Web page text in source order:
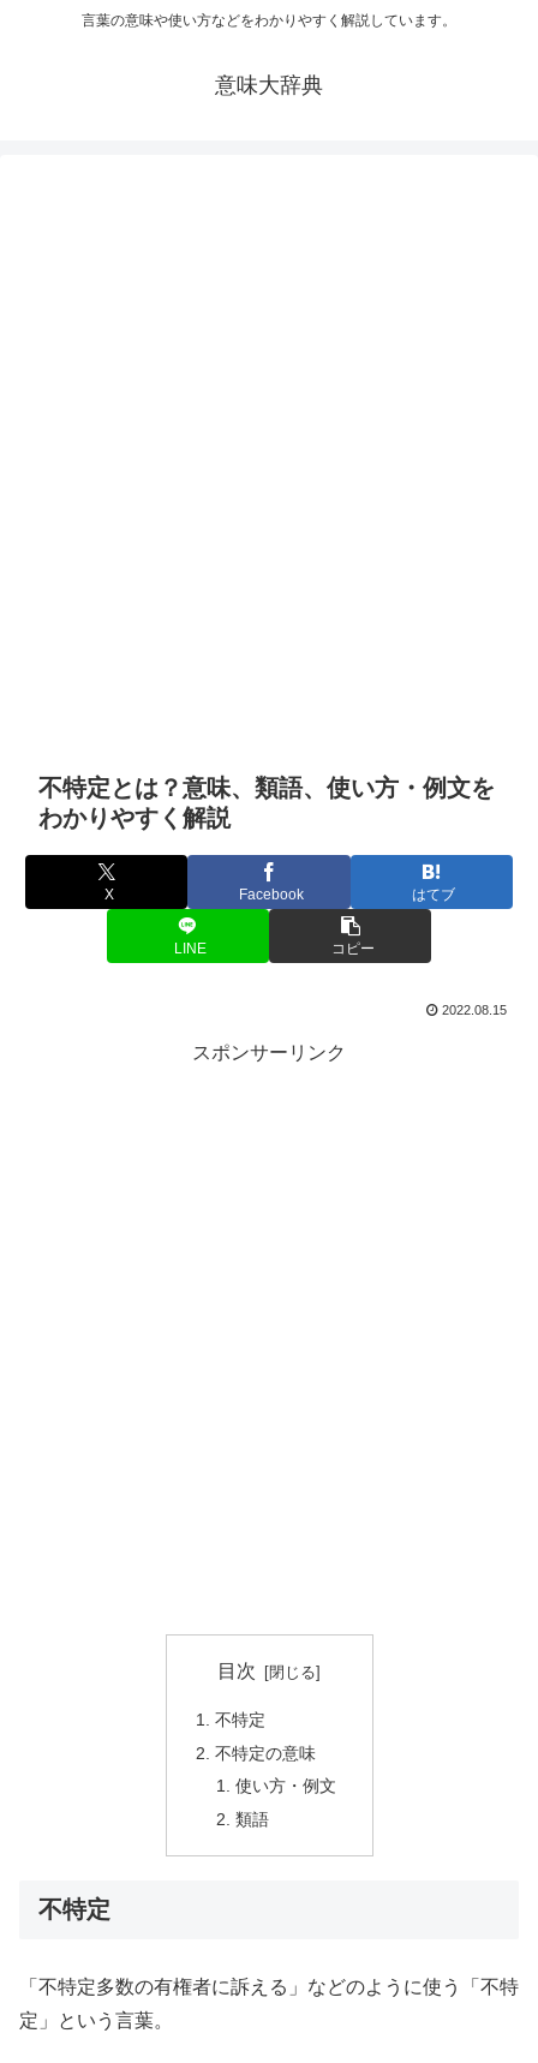
言葉の意味や使い方などをわかりやすく解説しています。
意味大辞典
不特定とは？意味、類語、使い方・例文を
わかりやすく解説
X Facebook はてブ
LINE コピー
2022.08.15
スポンサーリンク
目次
不特定
不特定の意味
使い方・例文
類語
不特定
「不特定多数の有権者に訴える」などのように使う「不特
定」という言葉。